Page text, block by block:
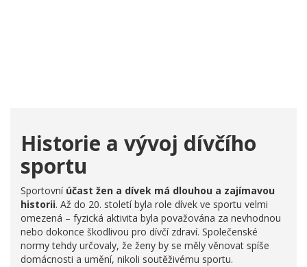
Historie a vývoj dívčího
sportu
Sportovní účast žen a dívek má dlouhou a zajímavou
historii. Až do 20. století byla role dívek ve sportu velmi
omezená – fyzická aktivita byla považována za nevhodnou
nebo dokonce škodlivou pro dívčí zdraví. Společenské
normy tehdy určovaly, že ženy by se měly věnovat spíše
domácnosti a umění, nikoli soutěživému sportu.